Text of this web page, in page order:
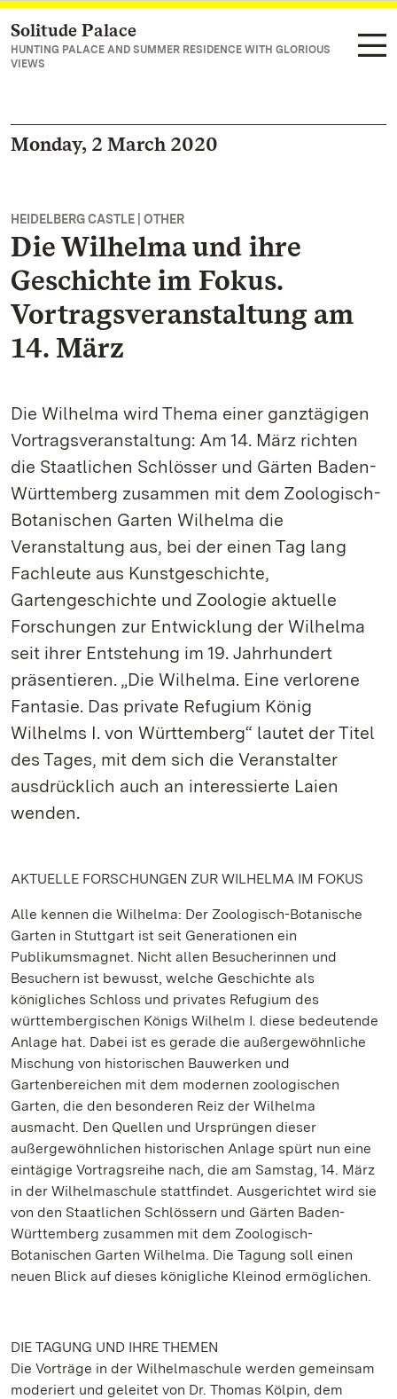
Navigate to main page
Solitude Palace
HUNTING PALACE AND SUMMER RESIDENCE WITH GLORIOUS
VIEWS
Monday, 2 March 2020
HEIDELBERG CASTLE | OTHER
Die Wilhelma und ihre
Geschichte im Fokus.
Vortragsveranstaltung am
14. März
Die Wilhelma wird Thema einer ganztägigen
Vortragsveranstaltung: Am 14. März richten
die Staatlichen Schlösser und Gärten Baden-
Württemberg zusammen mit dem Zoologisch-
Botanischen Garten Wilhelma die
Veranstaltung aus, bei der einen Tag lang
Fachleute aus Kunstgeschichte,
Gartengeschichte und Zoologie aktuelle
Forschungen zur Entwicklung der Wilhelma
seit ihrer Entstehung im 19. Jahrhundert
präsentieren. „Die Wilhelma. Eine verlorene
Fantasie. Das private Refugium König
Wilhelms I. von Württemberg“ lautet der Titel
des Tages, mit dem sich die Veranstalter
ausdrücklich auch an interessierte Laien
wenden.
AKTUELLE FORSCHUNGEN ZUR WILHELMA IM FOKUS
Alle kennen die Wilhelma: Der Zoologisch-Botanische
Garten in Stuttgart ist seit Generationen ein
Publikumsmagnet. Nicht allen Besucherinnen und
Besuchern ist bewusst, welche Geschichte als
königliches Schloss und privates Refugium des
württembergischen Königs Wilhelm I. diese bedeutende
Anlage hat. Dabei ist es gerade die außergewöhnliche
Mischung von historischen Bauwerken und
Gartenbereichen mit dem modernen zoologischen
Garten, die den besonderen Reiz der Wilhelma
ausmacht. Den Quellen und Ursprüngen dieser
außergewöhnlichen historischen Anlage spürt nun eine
eintägige Vortragsreihe nach, die am Samstag, 14. März
in der Wilhelmaschule stattfindet. Ausgerichtet wird sie
von den Staatlichen Schlössern und Gärten Baden-
Württemberg zusammen mit dem Zoologisch-
Botanischen Garten Wilhelma. Die Tagung soll einen
neuen Blick auf dieses königliche Kleinod ermöglichen.
DIE TAGUNG UND IHRE THEMEN
Die Vorträge in der Wilhelmaschule werden gemeinsam
moderiert und geleitet von Dr. Thomas Kölpin, dem